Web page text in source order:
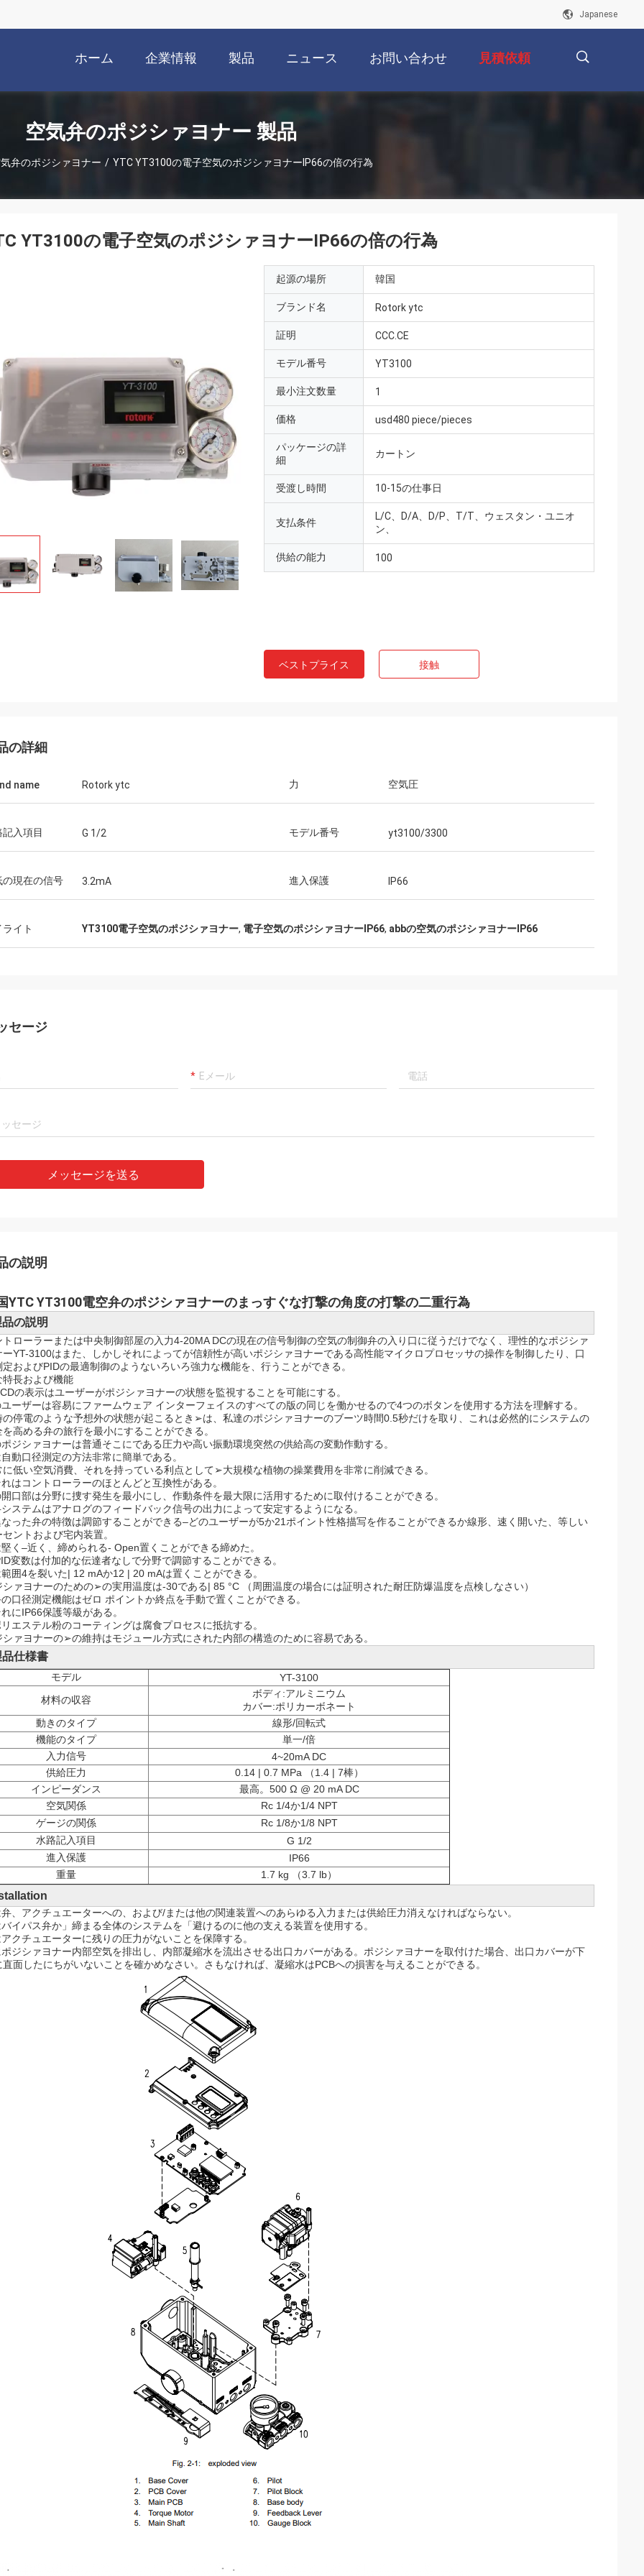
Japanese
ホーム 企業情報 製品 ニュース お問い合わせ 見積依頼
空気弁のポジシァヨナー 製品
弁のポジシァヨナー / YTC YT3100の電子空気のポジシァヨナーIP66の倍の行為
YT3100の電子空気のポジシァヨナーIP66の倍の行為
起源の場所 韓国
ブランド名 Rotork ytc
証明 CCC.CE
モデル番号 YT3100
最小注文数量 1
価格 usd480 piece/pieces
パッケージの詳
細
カートン
受渡し時間 10-15の仕事日
支払条件
L/C、D/A、D/P、T/T、ウェスタン・ユニオ
ン、
供給の能力 100
ベストプライス 接触
の詳細
name Rotork ytc 力 空気圧
記入項目 G 1/2 モデル番号 yt3100/3300
の現在の信号 3.2mA 進入保護 IP66
イト YT3100電子空気のポジシァヨナー, 電子空気のポジシァヨナーIP66, abbの空気のポジシァヨナーIP66
セージ
メッセージを送る
の説明
YTC YT3100電空弁のポジシァヨナーのまっすぐな打撃の角度の打撃の二重行為
の説明
トローラーまたは中央制御部屋の入力4-20MA DCの現在の信号制御の空気の制御弁の入り口に従うだけでなく、理性的なポジシァ
ーYT-3100はまた、しかしそれによってが信頼性が高いポジシァヨナーである高性能マイクロプロセッサの操作を制御したり、口
定およびPIDの最適制御のようないろいろ強力な機能を、行うことができる。
特長および機能
の表示はユーザーがポジシァヨナーの状態を監視することを可能にする。
ーザーは容易にファームウェア インターフェイスのすべての版の同じを働かせるので4つのボタンを使用する方法を理解する。
の停電のような予想外の状態が起こるとき➢は、私達のポジシァヨナーのブーツ時間0.5秒だけを取り、これは必然的にシステムの
を高める弁の旅行を最小にすることができる。
ジシァヨナーは普通そこにである圧力や高い振動環境突然の供給高の変動作動する。
動口径測定の方法非常に簡単である。
に低い空気消費、それを持っている利点として➢大規模な植物の操業費用を非常に削減できる。
はコントローラーのほとんどと互換性がある。
口部は分野に捜す発生を最小にし、作動条件を最大限に活用するために取付けることができる。
ステムはアナログのフィードバック信号の出力によって安定するようになる。
った弁の特徴は調節することができる–どのユーザーが5か21ポイント性格描写を作ることができるか線形、速く開いた、等しい
ントおよび宅内装置。
く–近く、締められる- Open置くことができる締めた。
変数は付加的な伝達者なしで分野で調節することができる。
囲4を裂いた| 12 mAか12 | 20 mAは置くことができる。
シァヨナーのための➢の実用温度は-30である| 85 °C （周囲温度の場合には証明された耐圧防爆温度を点検しなさい）
口径測定機能はゼロ ポイントか終点を手動で置くことができる。
にIP66保護等級がある。
エステル粉のコーティングは腐食プロセスに抵抗する。
シァヨナーの➢の維持はモジュール方式にされた内部の構造のために容易である。
品仕様書
モデル
YT-3100
材料の収容
ボディ:アルミニウム
カバー:ポリカーボネート
動きのタイプ
線形/回転式
機能のタイプ
単一/倍
入力信号
4~20mA DC
供給圧力
0.14 | 0.7 MPa （1.4 | 7棒）
インピーダンス
最高。500 Ω @ 20 mA DC
空気関係
Rc 1/4か1/4 NPT
ゲージの関係
Rc 1/8か1/8 NPT
水路記入項目
G 1/2
進入保護
IP66
重量
1.7 kg （3.7 lb）
、アクチュエーターへの、および/または他の関連装置へのあらゆる入力または供給圧力消えなければならない。
イパス弁か」締まる全体のシステムを「避けるのに他の支える装置を使用する。
クチュエーターに残りの圧力がないことを保障する。
ジシァヨナー内部空気を排出し、内部凝縮水を流出させる出口カバーがある。ポジシァヨナーを取付けた場合、出口カバーが下
直面したにちがいないことを確かめなさい。さもなければ、凝縮水はPCBへの損害を与えることができる。